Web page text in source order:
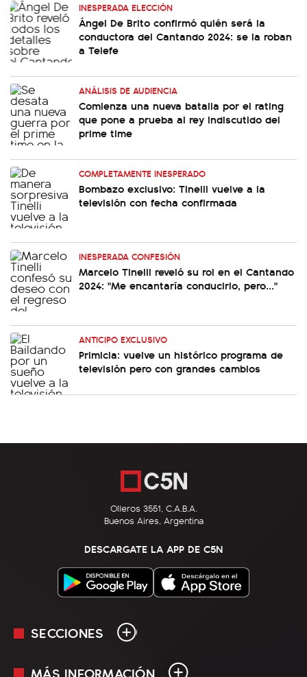
INESPERADA ELECCIÓN
Ángel De Brito confirmó quién será la
conductora del Cantando 2024: se la roban
a Telefe
ANÁLISIS DE AUDIENCIA
Comienza una nueva batalla por el rating
que pone a prueba al rey indiscutido del
prime time
COMPLETAMENTE INESPERADO
Bombazo exclusivo: Tinelli vuelve a la
televisión con fecha confirmada
INESPERADA CONFESIÓN
Marcelo Tinelli reveló su rol en el Cantando
2024: "Me encantaría conducirlo, pero..."
ANTICIPO EXCLUSIVO
Primicia: vuelve un histórico programa de
televisión pero con grandes cambios
Olleros 3551, C.A.B.A.
Buenos Aires, Argentina
DESCARGATE LA APP DE C5N
SECCIONES
MÁS INFORMACIÓN